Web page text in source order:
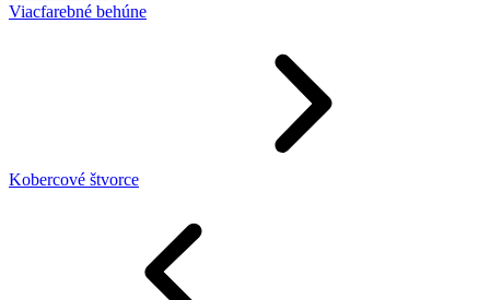
Viacfarebné behúne
Kobercové štvorce